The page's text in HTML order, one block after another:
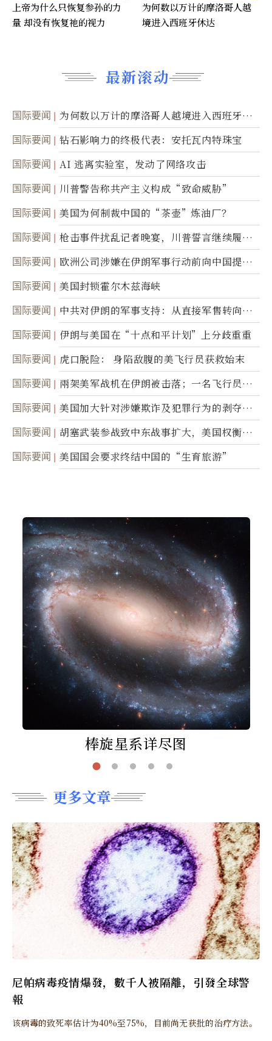
最新滚动
国际要闻
为何数以万计的摩洛哥人越境进入西班牙休
达
国际要闻 钻石影响力的终极代表：安托瓦内特珠宝
国际要闻 AI 逃离实验室，发动了网络攻击
国际要闻 川普警告称共产主义构成“致命威胁”
国际要闻 美国为何制裁中国的“茶壶”炼油厂？
国际要闻
枪击事件扰乱记者晚宴，川普誓言继续履行
职责
国际要闻
欧洲公司涉嫌在伊朗军事行动前向中国提供
美军基地的卫星图像
国际要闻 美国封锁霍尔木兹海峡
国际要闻
中共对伊朗的军事支持：从直接军售转向间
接技术转让
国际要闻 伊朗与美国在“十点和平计划”上分歧重重
国际要闻 虎口脱险： 身陷敌腹的美飞行员获救始末
国际要闻
兩架美军战机在伊朗被击落；一名飞行员失
踪
国际要闻
美国加大针对涉嫌欺诈及犯罪行为的剥夺公
民权力度
国际要闻
胡塞武装参战致中东战事扩大，美国权衡地
面入侵的可能性
国际要闻 美国国会要求终结中国的“生育旅游”
上帝为什么只恢复参孙的力
量 却没有恢复祂的视力
为何数以万计的摩洛哥人越
境进入西班牙休达
棒旋星系详尽图
更多文章
尼帕病毒疫情爆發，數千人被隔離，引發全球警
報
该病毒的致死率估计为40%至75%，目前尚无获批的治疗方法。